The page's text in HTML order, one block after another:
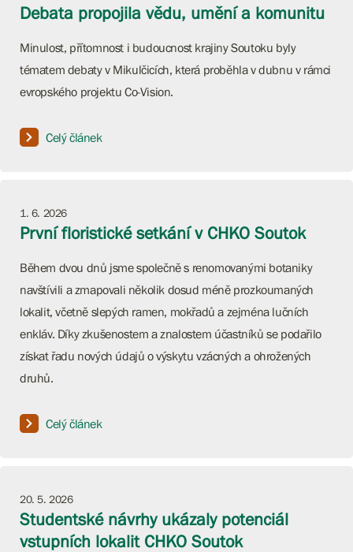
Debata propojila vědu, umění a komunitu
Minulost, přítomnost i budoucnost krajiny Soutoku byly
tématem debaty v Mikulčicích, která proběhla v dubnu v rámci
evropského projektu Co-Vision.
Celý článek
1. 6. 2026
První floristické setkání v CHKO Soutok
Během dvou dnů jsme společně s renomovanými botaniky
navštívili a zmapovali několik dosud méně prozkoumaných
lokalit, včetně slepých ramen, mokřadů a zejména lučních
enkláv. Díky zkušenostem a znalostem účastníků se podařilo
získat řadu nových údajů o výskytu vzácných a ohrožených
druhů.
Celý článek
20. 5. 2026
Studentské návrhy ukázaly potenciál
vstupních lokalit CHKO Soutok